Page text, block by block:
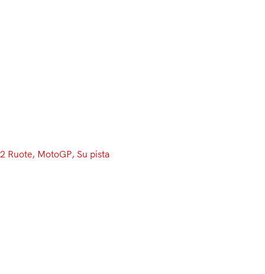
2 Ruote, MotoGP, Su pista